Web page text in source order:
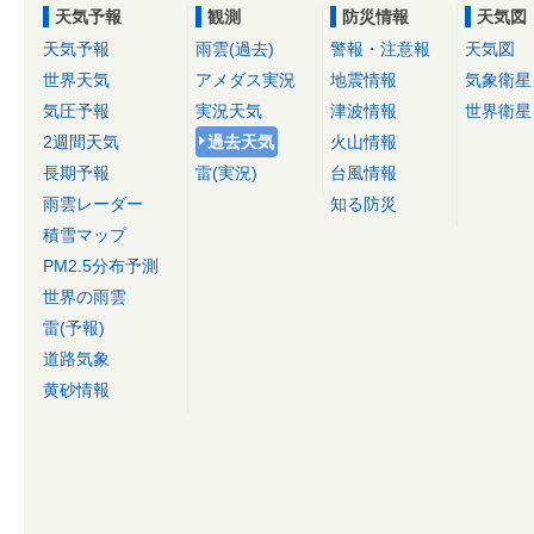
天気予報
天気予報
世界天気
気圧予報
2週間天気
長期予報
雨雲レーダー
積雪マップ
PM2.5分布予測
世界の雨雲
雷(予報)
道路気象
黄砂情報
観測
雨雲(過去)
アメダス実況
実況天気
過去天気
雷(実況)
防災情報
警報・注意報
地震情報
津波情報
火山情報
台風情報
知る防災
天気図
天気図
気象衛星
世界衛星